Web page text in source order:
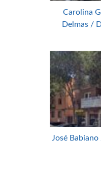
Carolina
Delmas /
José